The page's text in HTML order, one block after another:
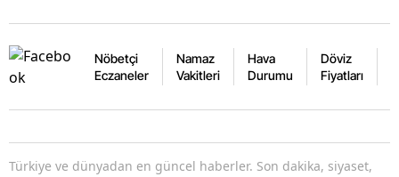
Nöbetçi
Eczaneler
Namaz
Vakitleri
Hava
Durumu
Döviz
Fiyatları
Türkiye ve dünyadan en güncel haberler. Son dakika, siyaset,